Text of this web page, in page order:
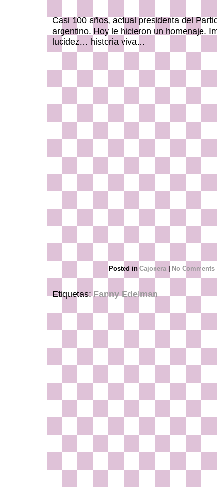
Casi 100 años, actual presidenta del
argentino. Hoy le hicieron un homenaje.
lucidez… historia viva…
Posted inCajonera | No Comments
Etiquetas:Fanny Edelman